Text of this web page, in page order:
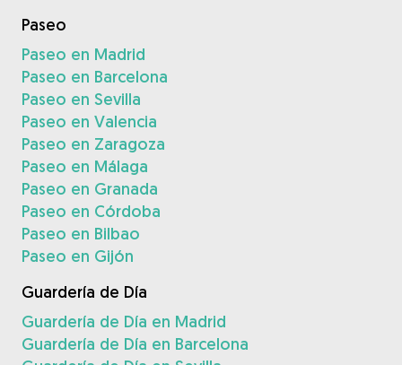
Paseo
Paseo en Madrid
Paseo en Barcelona
Paseo en Sevilla
Paseo en Valencia
Paseo en Zaragoza
Paseo en Málaga
Paseo en Granada
Paseo en Córdoba
Paseo en Bilbao
Paseo en Gijón
Guardería de Día
Guardería de Día en Madrid
Guardería de Día en Barcelona